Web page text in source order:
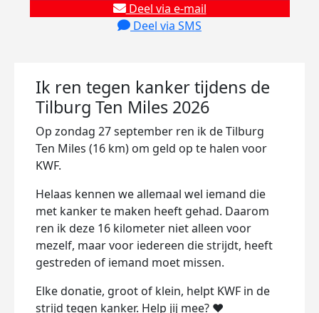
Deel via e-mail
Deel via SMS
Ik ren tegen kanker tijdens de
Tilburg Ten Miles 2026
Op zondag 27 september ren ik de Tilburg
Ten Miles (16 km) om geld op te halen voor
KWF.
Helaas kennen we allemaal wel iemand die
met kanker te maken heeft gehad. Daarom
ren ik deze 16 kilometer niet alleen voor
mezelf, maar voor iedereen die strijdt, heeft
gestreden of iemand moet missen.
Elke donatie, groot of klein, helpt KWF in de
strijd tegen kanker. Help jij mee? ❤️